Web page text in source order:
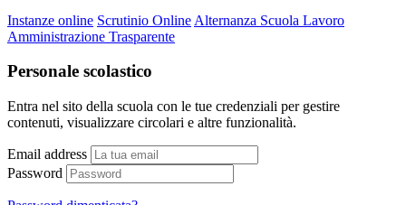
Instanze online Scrutinio Online Alternanza Scuola Lavoro
Amministrazione Trasparente
Personale scolastico
Entra nel sito della scuola con le tue credenziali per gestire
contenuti, visualizzare circolari e altre funzionalità.
Email address
Password